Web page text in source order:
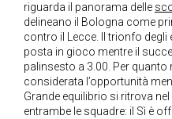
riguarda il panorama delle
delineano il Bologna come
contro il Lecce. Il trionfo degli
posta in gioco mentre il
palinsesto a 3.00. Per quanto
considerata l’opportunità
Grande equilibrio si ritrova
entrambe le squadre: il Sì è